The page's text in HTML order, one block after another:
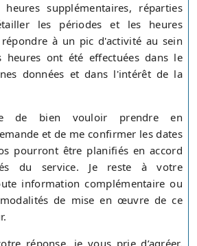
supplémentaires, réparties
les périodes et les heures
à un pic d'activité au sein
heures ont été effectuées dans le
données et dans l'intérêt de la
de bien vouloir prendre en
et de me confirmer les dates
pourront être planifiés en accord
du service. Je reste à votre
information complémentaire ou
de mise en œuvre de ce